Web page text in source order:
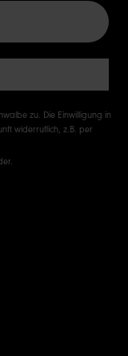
zu. Die Einwilligung in
widerruflich, z.B. per